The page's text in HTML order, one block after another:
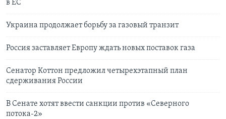
в ЕС
Украина продолжает борьбу за газовый транзит
Россия заставляет Европу ждать новых поставок газа
Сенатор Коттон предложил четырехэтапный план
сдерживания России
В Сенате хотят ввести санкции против «Северного
потока-2»